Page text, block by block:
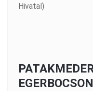
Hivatal)
EGERBOCSON